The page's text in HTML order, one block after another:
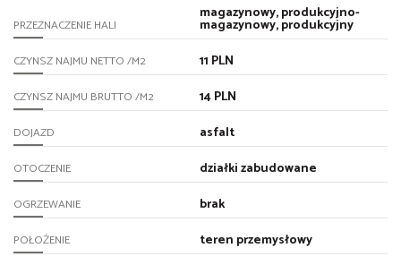
PRZEZNACZENIE HALI
magazynowy, produkcyjno-
magazynowy, produkcyjny
CZYNSZ NAJMU NETTO /M2 11 PLN
CZYNSZ NAJMU BRUTTO /M2 14 PLN
DOJAZD asfalt
OTOCZENIE działki zabudowane
OGRZEWANIE brak
POŁOŻENIE teren przemysłowy